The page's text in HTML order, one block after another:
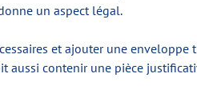
un aspect légal.
et ajouter une
aussi contenir une pièce